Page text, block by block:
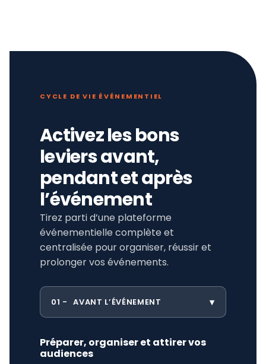
CYCLE DE VIE ÉVÉNEMENTIEL
Activez les bons
leviers avant,
pendant et après
l’événement
Tirez parti d’une plateforme
événementielle complète et
centralisée pour organiser, réussir et
prolonger vos événements.
01 AVANT L’ÉVÉNEMENT
Préparer, organiser et attirer vos
audiences